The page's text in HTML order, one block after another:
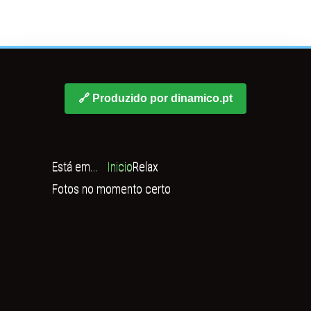
🔗 Produzido por dinamico.pt
Está em... InicioRelax
Fotos no momento certo